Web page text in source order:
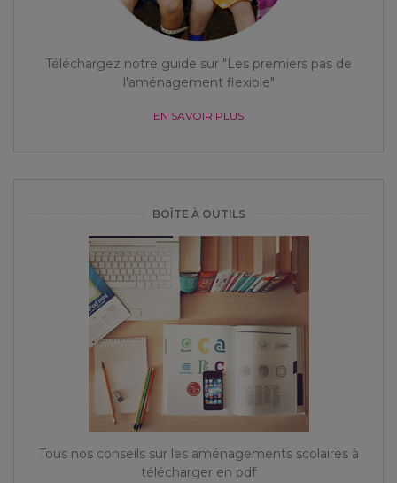
Téléchargez notre guide sur "Les premiers pas de
l'aménagement flexible"
EN SAVOIR PLUS
BOÎTE À OUTILS
Tous nos conseils sur les aménagements scolaires à
télécharger en pdf